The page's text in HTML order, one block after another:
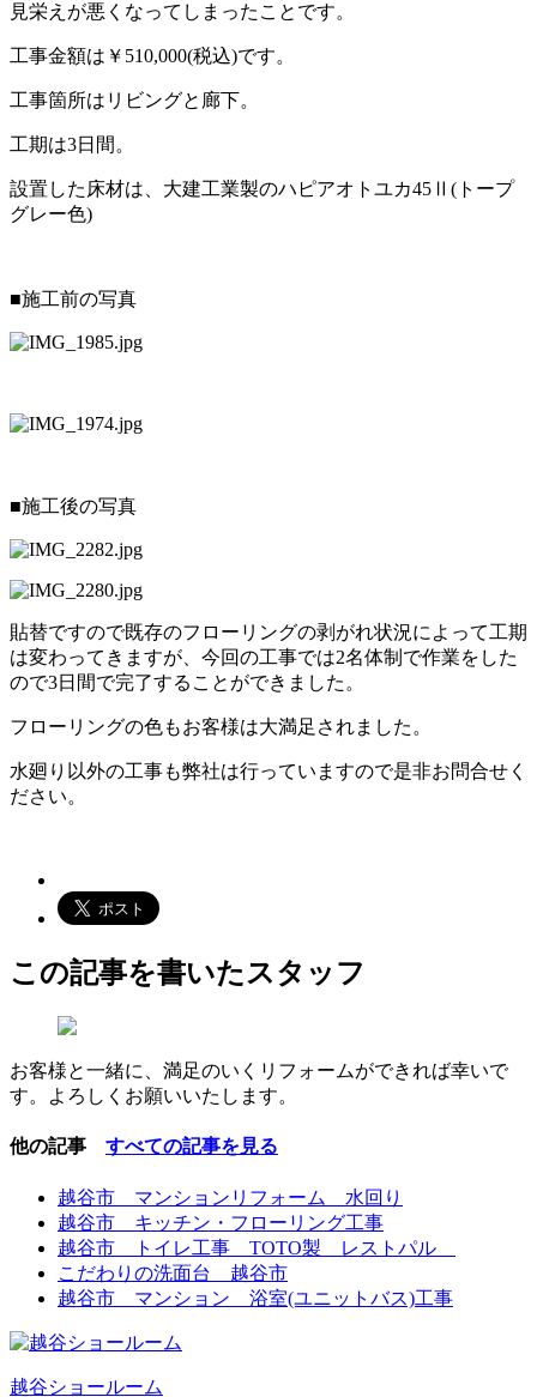
見栄えが悪くなってしまったことです。
工事金額は￥510,000(税込)です。
工事箇所はリビングと廊下。
工期は3日間。
設置した床材は、大建工業製のハピアオトユカ45Ⅱ(トープ
グレー色)
■施工前の写真
■施工後の写真
貼替ですので既存のフローリングの剥がれ状況によって工期
は変わってきますが、今回の工事では2名体制で作業をした
ので3日間で完了することができました。
フローリングの色もお客様は大満足されました。
水廻り以外の工事も弊社は行っていますので是非お問合せく
ださい。
この記事を書いたスタッフ
お客様と一緒に、満足のいくリフォームができれば幸いで
す。よろしくお願いいたします。
他の記事 すべての記事を見る
越谷市 マンションリフォーム 水回り
越谷市 キッチン・フローリング工事
越谷市 トイレ工事 TOTO製 レストパル
こだわりの洗面台 越谷市
越谷市 マンション 浴室(ユニットバス)工事
越谷ショールーム